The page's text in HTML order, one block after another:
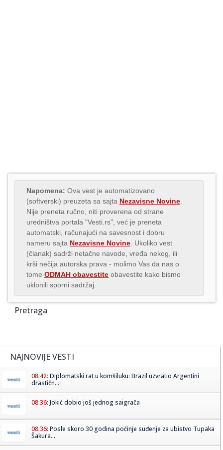
Napomena: Ova vest je automatizovano
(softverski) preuzeta sa sajta Nezavisne Novine
Nije preneta ručno, niti proverena od strane
uredništva portala "Vesti.rs", već je preneta
automatski, računajući na savesnost i dobru
nameru sajta Nezavisne Novine . Ukoliko vest
(članak) sadrži netačne navode, vređa nekog, ili
krši nečija autorska prava - molimo Vas da nas o
tome ODMAH obavestite obavestite kako bismo
uklonili sporni sadržaj.
Pretraga
NAJNOVIJE VESTI
08:42: Diplomatski rat u komšiluku: Brazil uzvratio Argentini
drastičn...
08:36: Jokić dobio još jednog saigrača
08:36: Posle skoro 30 godina počinje suđenje za ubistvo Tupaka
Šakura...